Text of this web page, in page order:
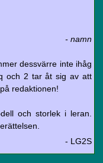
- namn
dessvärre inte ihåg
och 2 tar åt sig av att
redaktionen!
och storlek i leran.
- LG2S